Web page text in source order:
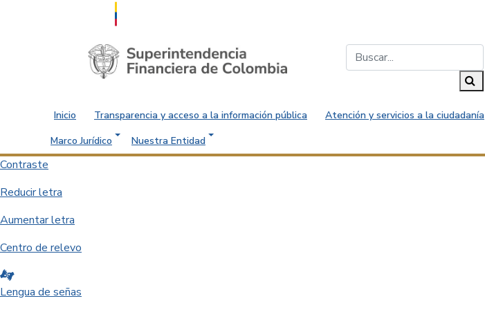
Saltar al contenido principal
Inicio Transparencia y acceso a la información pública Atención y servicios a la ciudadanía
Marco Jurídico
Nuestra Entidad
Contraste
Reducir letra
Aumentar letra
Centro de relevo
Lengua de señas